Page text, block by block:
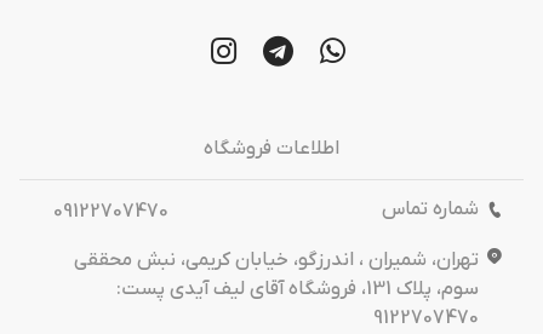
اطلاعات فروشگاه
شماره تماس
09122707470
تهران، شمیران ، اندرزگو، خیابان کریمی، نبش محققی
سوم، پلاک 131، فروشگاه آقای لیف آیدی پست:
9122707470